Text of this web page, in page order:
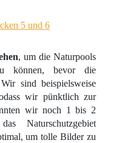
, um die Naturpools
können, bevor die
sind beispielsweise
wir pünktlich zur
wir noch 1 bis 2
Naturschutzgebiet
um tolle Bilder zu